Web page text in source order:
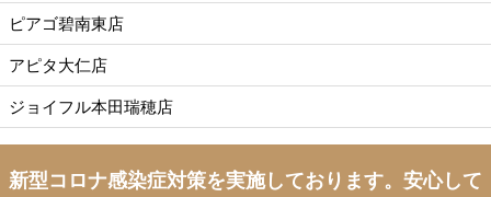
ピアゴ碧南東店
アピタ大仁店
ジョイフル本田瑞穂店
新型コロナ感染症対策を実施しております。 安心して